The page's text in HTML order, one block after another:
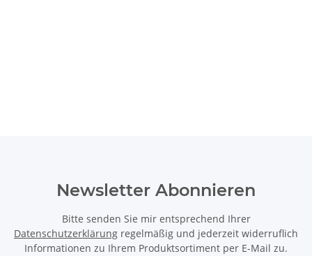
Newsletter Abonnieren
Bitte senden Sie mir entsprechend Ihrer
Datenschutzerklärung regelmäßig und jederzeit widerruflich
Informationen zu Ihrem Produktsortiment per E-Mail zu.